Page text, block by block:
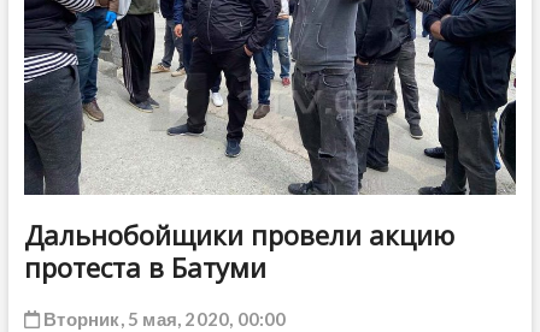
Дальнобойщики провели акцию
протеста в Батуми
Вторник, 5 мая, 2020, 00:00